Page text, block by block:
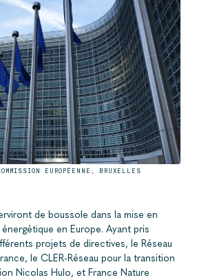
EUROPÉENNE, BRUXELLES
de boussole dans la mise en
en Europe. Ayant pris
projets de directives, le Réseau
le CLER-Réseau pour la transition
Nicolas Hulo, et France Nature